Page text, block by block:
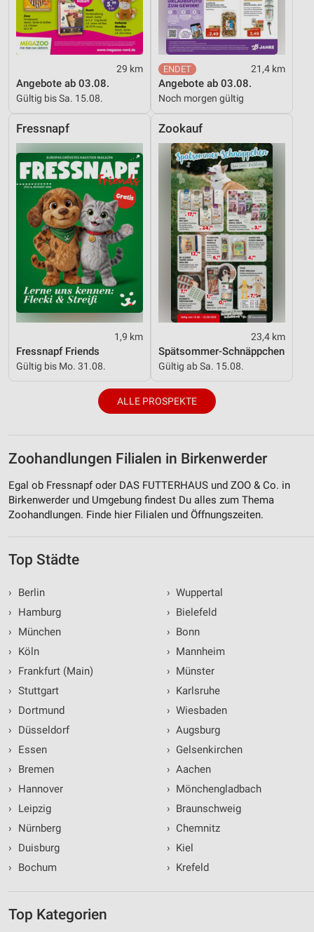
29 km
Angebote ab 03.08.
Gültig bis Sa. 15.08.
21,4 km
Angebote ab 03.08.
Noch morgen gültig
Fressnapf
1,9 km
Fressnapf Friends
Gültig bis Mo. 31.08.
Zookauf
23,4 km
Spätsommer-Schnäppchen
Gültig ab Sa. 15.08.
ALLE PROSPEKTE
Zoohandlungen Filialen in Birkenwerder
Egal ob Fressnapf oder DAS FUTTERHAUS und ZOO & Co. in
Birkenwerder und Umgebung findest Du alles zum Thema
Zoohandlungen. Finde hier Filialen und Öffnungszeiten.
Top Städte
›
Berlin
›
Hamburg
›
München
›
Köln
›
Frankfurt (Main)
› Stuttgart
›
Dortmund
›
Düsseldorf
›
Essen
›
Bremen
›
Hannover
›
Leipzig
›
Nürnberg
›
Duisburg
›
Bochum
› Wuppertal
› Bielefeld
› Bonn
› Mannheim
› Münster
› Karlsruhe
› Wiesbaden
› Augsburg
› Gelsenkirchen
› Aachen
› Mönchengladbach
› Braunschweig
› Chemnitz
› Kiel
› Krefeld
Top Kategorien
Werbung